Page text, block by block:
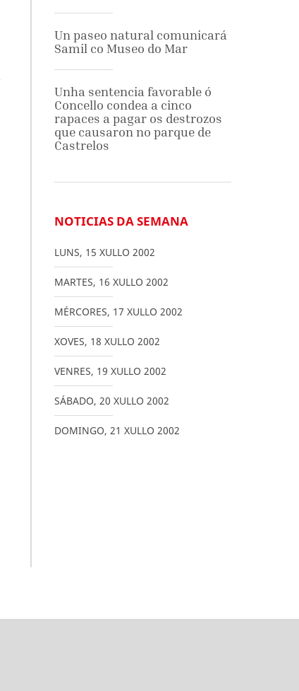
Un paseo natural comunicará
Samil co Museo do Mar
Unha sentencia favorable ó
Concello condea a cinco
rapaces a pagar os destrozos
que causaron no parque de
Castrelos
NOTICIAS DA SEMANA
LUNS, 15 XULLO 2002
MARTES, 16 XULLO 2002
MÉRCORES, 17 XULLO 2002
XOVES, 18 XULLO 2002
VENRES, 19 XULLO 2002
SÁBADO, 20 XULLO 2002
DOMINGO, 21 XULLO 2002